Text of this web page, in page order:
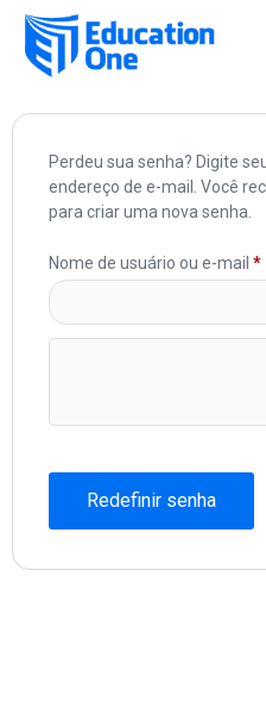
Perdeu sua senha? Digite
endereço de e-mail. Você
para criar uma nova senha.
Nome de usuário ou e-mail *
Redefinir senha